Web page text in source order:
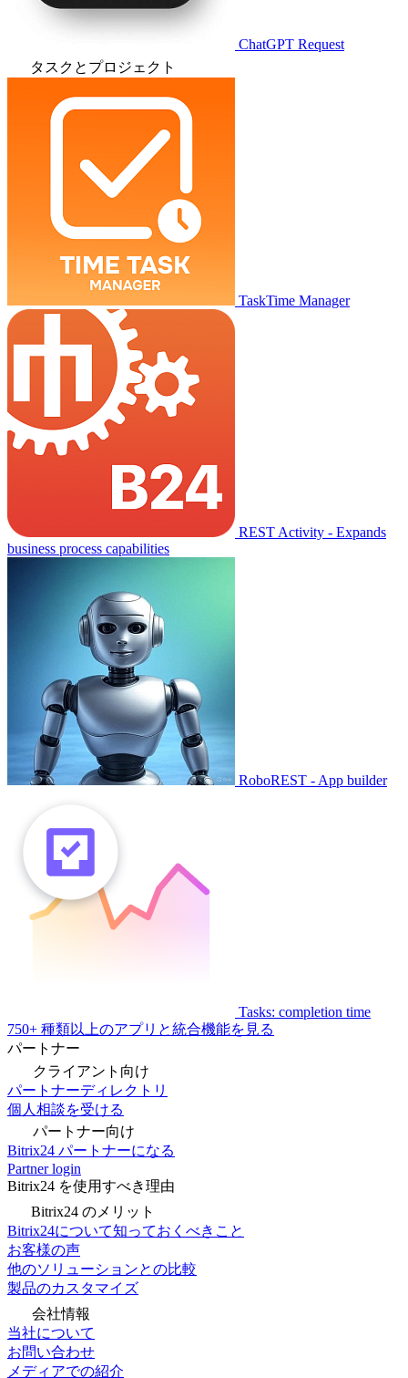
ChatGPT Request
タスクとプロジェクト
TaskTime Manager
REST Activity - Expands
business process capabilities
RoboREST - App builder
Tasks: completion time
750+ 種類以上のアプリと統合機能を見る
パートナー
クライアント向け
パートナーディレクトリ
個人相談を受ける
パートナー向け
Bitrix24 パートナーになる
Partner login
Bitrix24 を使用すべき理由
Bitrix24 のメリット
Bitrix24について知っておくべきこと
お客様の声
他のソリューションとの比較
製品のカスタマイズ
会社情報
当社について
お問い合わせ
メディアでの紹介